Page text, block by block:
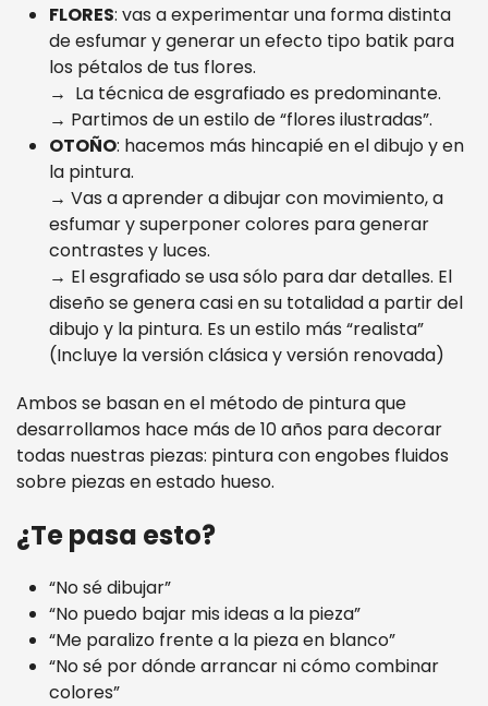
FLORES: vas a experimentar una forma distinta
de esfumar y generar un efecto tipo batik para
los pétalos de tus flores.
→ La técnica de esgrafiado es predominante.
→ Partimos de un estilo de “flores ilustradas”.
OTOÑO: hacemos más hincapié en el dibujo y en
la pintura.
→ Vas a aprender a dibujar con movimiento, a
esfumar y superponer colores para generar
contrastes y luces.
→ El esgrafiado se usa sólo para dar detalles. El
diseño se genera casi en su totalidad a partir del
dibujo y la pintura. Es un estilo más “realista”
(Incluye la versión clásica y versión renovada)
Ambos se basan en el método de pintura que
desarrollamos hace más de 10 años para decorar
todas nuestras piezas: pintura con engobes fluidos
sobre piezas en estado hueso.
¿Te pasa esto?
“No sé dibujar”
“No puedo bajar mis ideas a la pieza”
“Me paralizo frente a la pieza en blanco”
“No sé por dónde arrancar ni cómo combinar
colores”